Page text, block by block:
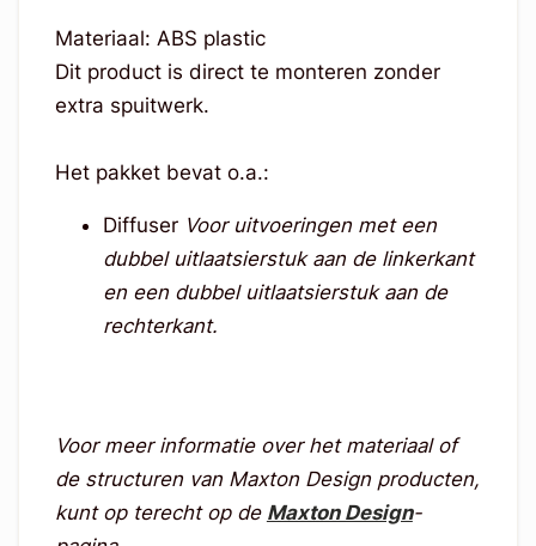
Materiaal: ABS plastic
Dit product is direct te monteren zonder
extra spuitwerk.
Het pakket bevat o.a.:
Diffuser Voor uitvoeringen met een
dubbel uitlaatsierstuk aan de linkerkant
en een dubbel uitlaatsierstuk aan de
rechterkant.
Voor meer informatie over het materiaal of
de structuren van Maxton Design producten,
kunt op terecht op de Maxton Design-